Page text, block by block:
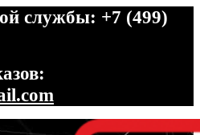
службы: +7 (499)